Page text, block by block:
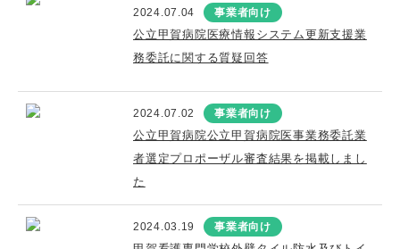
2024.07.04 事業者向け
公立甲賀病院医療情報システム更新支援業
務委託に関する質疑回答
2024.07.02 事業者向け
公立甲賀病院公立甲賀病院医事業務委託業
者選定プロポーザル審査結果を掲載しまし
た
2024.03.19 事業者向け